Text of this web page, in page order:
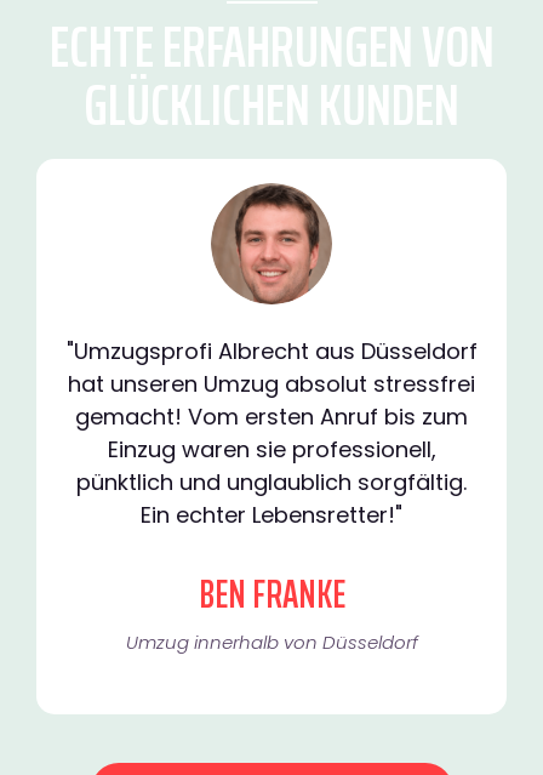
ECHTE ERFAHRUNGEN VON
GLÜCKLICHEN KUNDEN
"Umzugsprofi Albrecht aus Düsseldorf
hat unseren Umzug absolut stressfrei
gemacht! Vom ersten Anruf bis zum
Einzug waren sie professionell,
pünktlich und unglaublich sorgfältig.
Ein echter Lebensretter!"
BEN FRANKE
Umzug innerhalb von Düsseldorf​